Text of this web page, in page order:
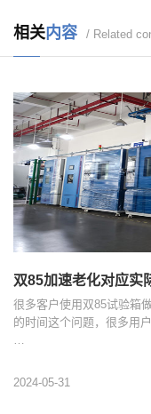
相关内容 / Related
双85加速老化对应实
很多客户使用双85试验箱
的时间这个问题，很多用
2024-05-31